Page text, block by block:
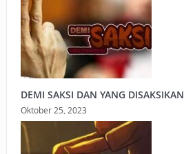
DEMI SAKSI DAN YANG DISAKSIKAN
Oktober 25, 2023